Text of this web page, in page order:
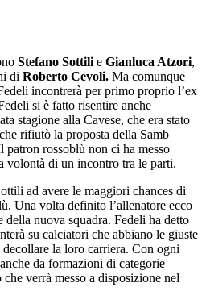
Stefano Sottili e Gianluca Atzori,
di Roberto Cevoli. Ma comunque
incontrerà per primo proprio l’ex
si è fatto risentire anche
stagione alla Cavese, che era stato
rifiutò la proposta della Samb
rossoblù non ci ha messo
volontà di un incontro tra le parti.
ad avere le maggiori chances di
Una volta definito l’allenatore ecco
della nuova squadra. Fedeli ha detto
su calciatori che abbiano le giuste
la loro carriera. Con ogni
da formazioni di categorie
verrà messo a disposizione nel